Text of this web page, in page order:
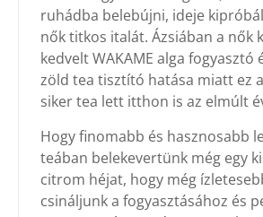
ruhádba belebújni, ideje
nők titkos italát. Ázsiában a nők
kedvelt WAKAME alga fogyasztó
zöld tea tisztító hatása miatt ez
siker tea lett itthon is az elmúlt
Hogy finomabb és hasznosabb
teában belekevertünk még egy
citrom héjat, hogy még
csináljunk a fogyasztásához és